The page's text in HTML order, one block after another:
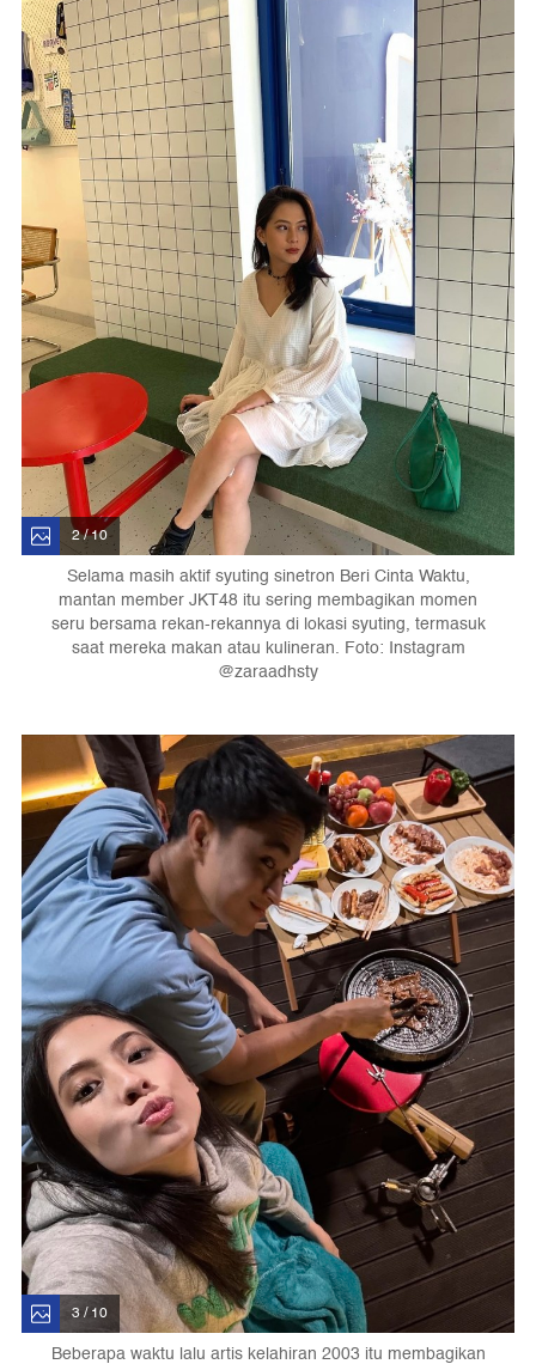
2 / 10
Selama masih aktif syuting sinetron Beri Cinta Waktu,
mantan member JKT48 itu sering membagikan momen
seru bersama rekan-rekannya di lokasi syuting, termasuk
saat mereka makan atau kulineran. Foto: Instagram
@zaraadhsty
3 / 10
Beberapa waktu lalu artis kelahiran 2003 itu membagikan